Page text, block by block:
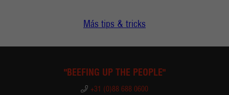
Más tips & tricks
"BEEFING UP THE PEOPLE"
+31 (0)88 688 0600